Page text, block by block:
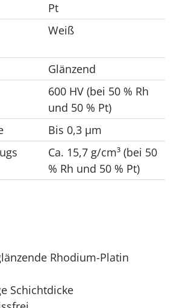
Pt
Weiß
Glänzend
600 HV (bei 50 % Rh
und 50 % Pt)
Bis 0,3 μm
Ca. 15,7 g/cm³ (bei 50
% Rh und 50 % Pt)
Rhodium-Platin
Schichtdicke